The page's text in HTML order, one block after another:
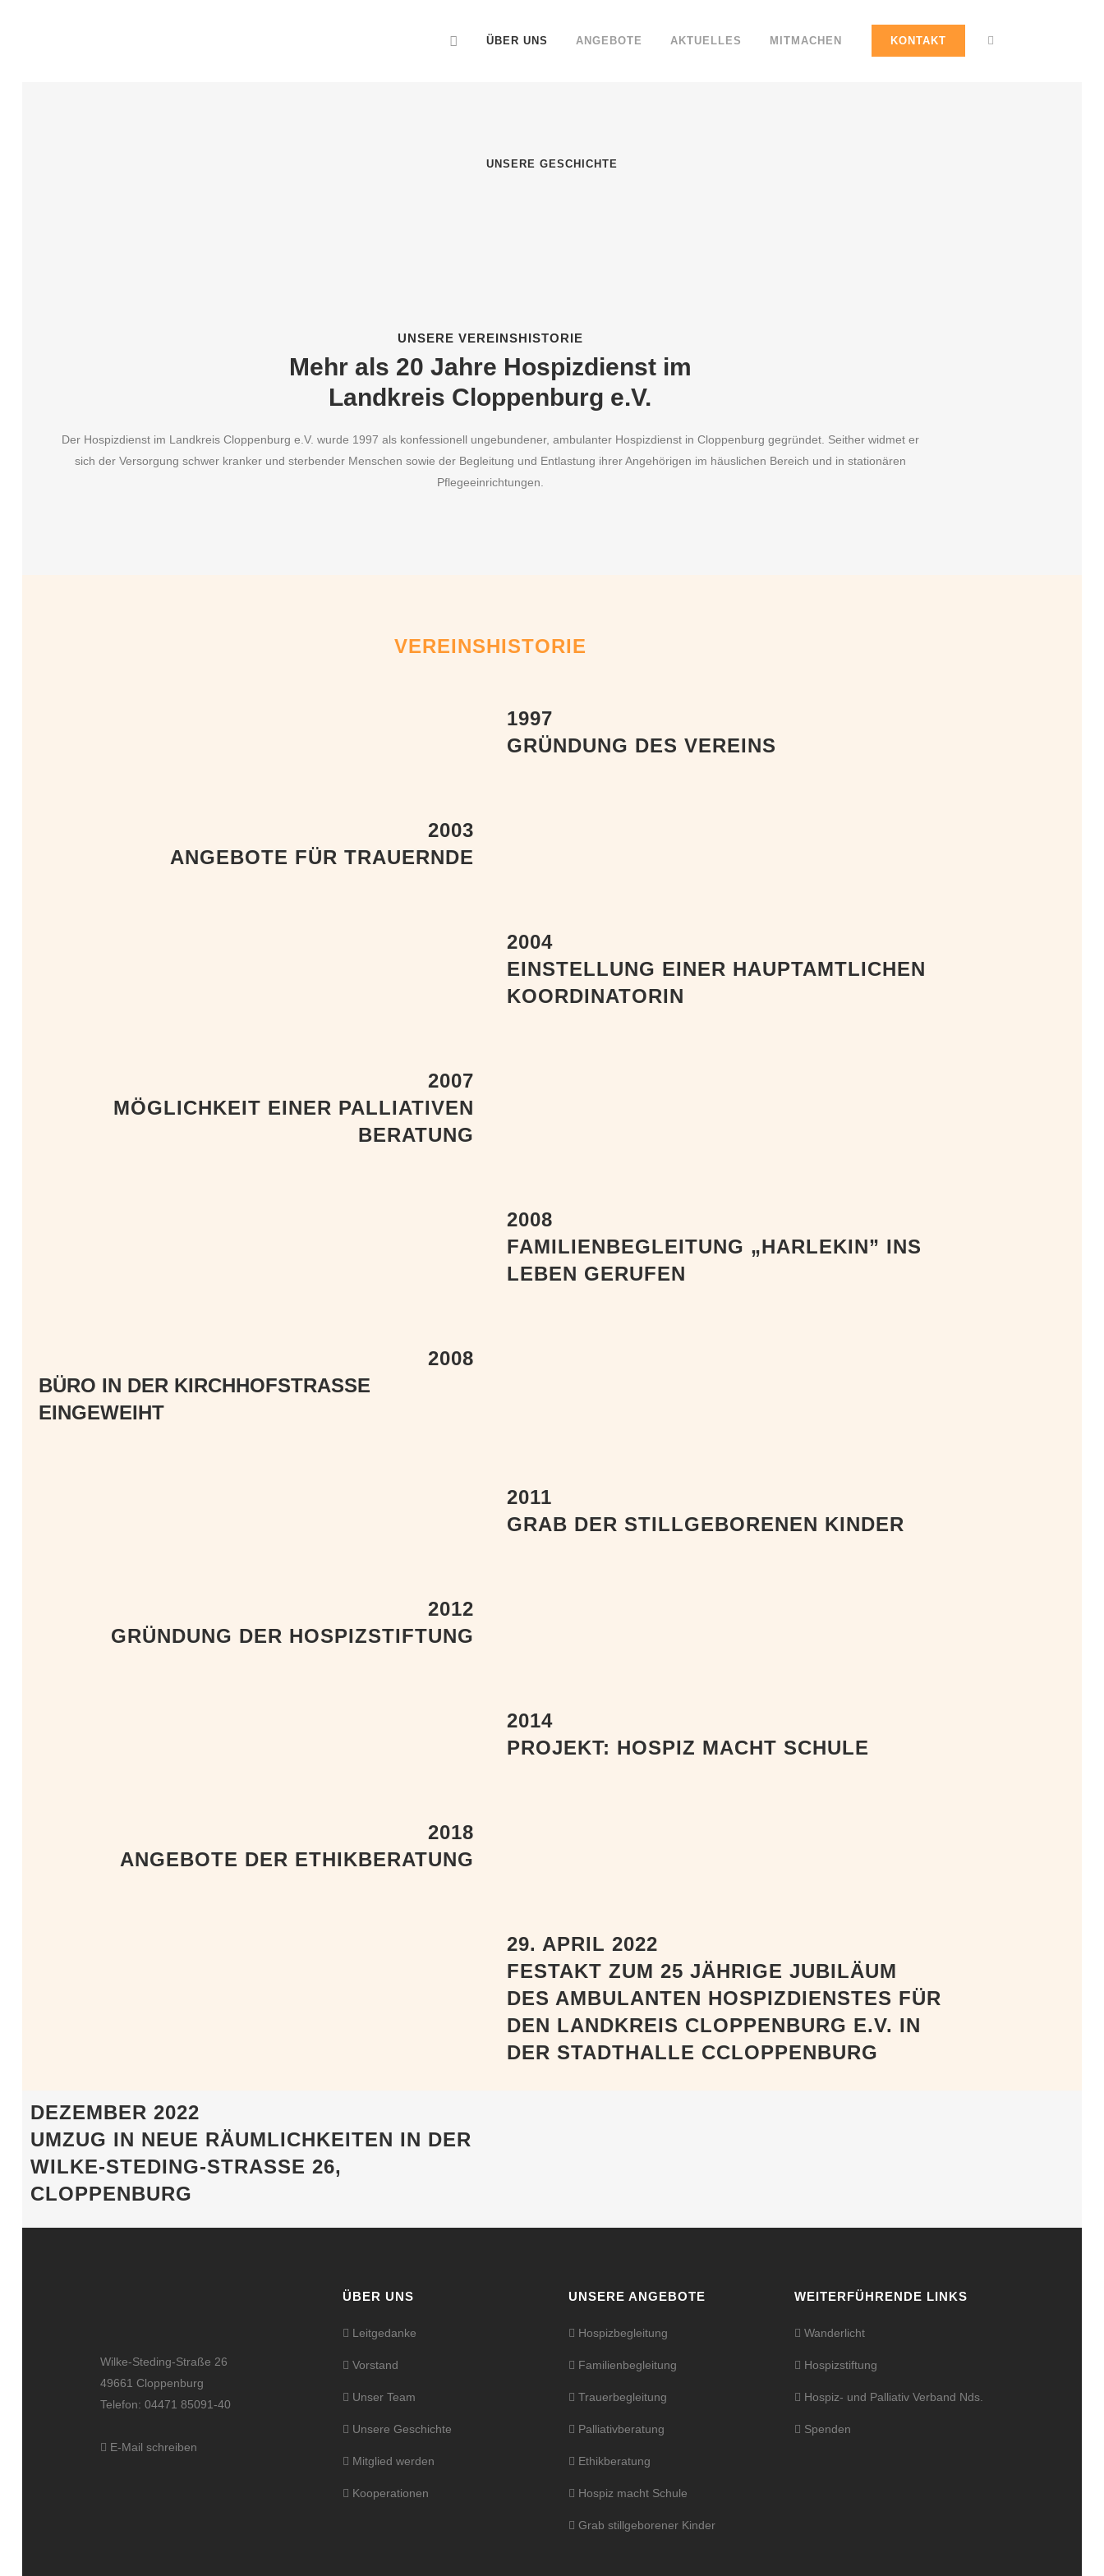
KONTAKT
ÜBER UNS ANGEBOTE AKTUELLES MITMACHEN
UNSERE GESCHICHTE
UNSERE VEREINSHISTORIE
Mehr als 20 Jahre Hospizdienst im
Landkreis Cloppenburg e.V.
Der Hospizdienst im Landkreis Cloppenburg e.V. wurde 1997 als konfessionell ungebundener, ambulanter Hospizdienst in Cloppenburg gegründet. Seither widmet er
sich der Versorgung schwer kranker und sterbender Menschen sowie der Begleitung und Entlastung ihrer Angehörigen im häuslichen Bereich und in stationären
Pflegeeinrichtungen.
VEREINSHISTORIE
1997
GRÜNDUNG DES VEREINS
2003
ANGEBOTE FÜR TRAUERNDE
2004
EINSTELLUNG EINER HAUPTAMTLICHEN
KOORDINATORIN
2007
MÖGLICHKEIT EINER PALLIATIVEN
BERATUNG
2008
FAMILIENBEGLEITUNG „HARLEKIN” INS
LEBEN GERUFEN
2008
BÜRO IN DER KIRCHHOFSTRASSE E
INGEWEIHT
2011
GRAB DER STILLGEBORENEN KINDER
2012
GRÜNDUNG DER HOSPIZSTIFTUNG
2014
PROJEKT: HOSPIZ MACHT SCHULE
2018
ANGEBOTE DER ETHIKBERATUNG
29. APRIL 2022
FESTAKT ZUM 25 JÄHRIGE JUBILÄUM
DES AMBULANTEN HOSPIZDIENSTES FÜR
DEN LANDKREIS CLOPPENBURG E.V. IN
DER STADTHALLE CCLOPPENBURG
DEZEMBER 2022
UMZUG IN NEUE RÄUMLICHKEITEN IN DER
WILKE-STEDING-STRASSE 26, C
LOPPENBURG
Wilke-Steding-Straße 26
49661 Cloppenburg
Telefon: 04471 85091-40
E-Mail schreiben
ÜBER UNS
Leitgedanke
Vorstand
Unser Team
Unsere Geschichte
Mitglied werden
Kooperationen
UNSERE ANGEBOTE
Hospizbegleitung
Familienbegleitung
Trauerbegleitung
Palliativberatung
Ethikberatung
Hospiz macht Schule
Grab stillgeborener Kinder
WEITERFÜHRENDE LINKS
Wanderlicht
Hospizstiftung
Hospiz- und Palliativ Verband Nds.
Spenden